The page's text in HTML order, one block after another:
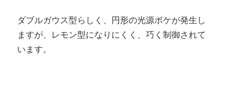
ダブルガウス型らしく、円形の光源ボケが発生し
ますが、レモン型になりにくく、巧く制御されて
います。